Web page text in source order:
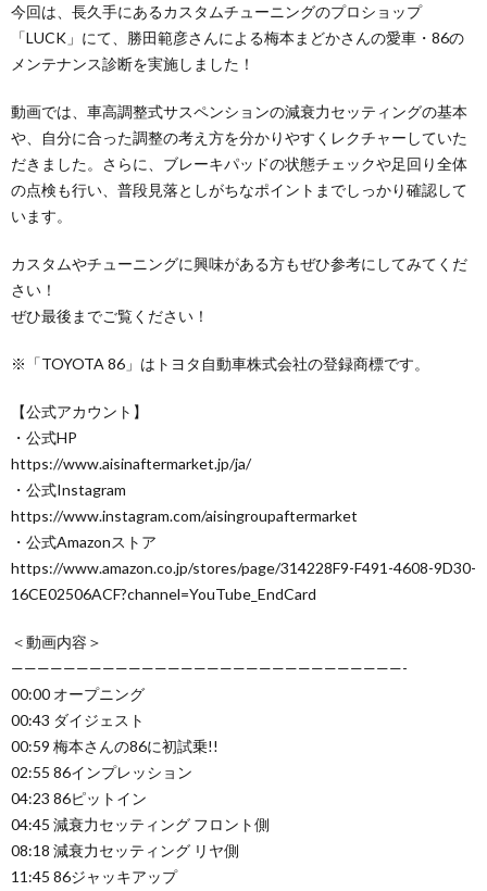
今回は、長久手にあるカスタムチューニングのプロショップ
「LUCK」にて、勝田範彦さんによる梅本まどかさんの愛車・86の
メンテナンス診断を実施しました！
動画では、車高調整式サスペンションの減衰力セッティングの基本
や、自分に合った調整の考え方を分かりやすくレクチャーしていた
だきました。さらに、ブレーキパッドの状態チェックや足回り全体
の点検も行い、普段見落としがちなポイントまでしっかり確認して
います。
カスタムやチューニングに興味がある方もぜひ参考にしてみてくだ
さい！
ぜひ最後までご覧ください！
※「TOYOTA 86」はトヨタ自動車株式会社の登録商標です。
【公式アカウント】
・公式HP
https://www.aisinaftermarket.jp/ja/
・公式Instagram
https://www.instagram.com/aisingroupaftermarket
・公式Amazonストア
https://www.amazon.co.jp/stores/page/314228F9-F491-4608-9D30-
16CE02506ACF?channel=YouTube_EndCard
＜動画内容＞
——————————————————————————————-
00:00 オープニング
00:43 ダイジェスト
00:59 梅本さんの86に初試乗!!
02:55 86インプレッション
04:23 86ピットイン
04:45 減衰力セッティング フロント側
08:18 減衰力セッティング リヤ側
11:45 86ジャッキアップ